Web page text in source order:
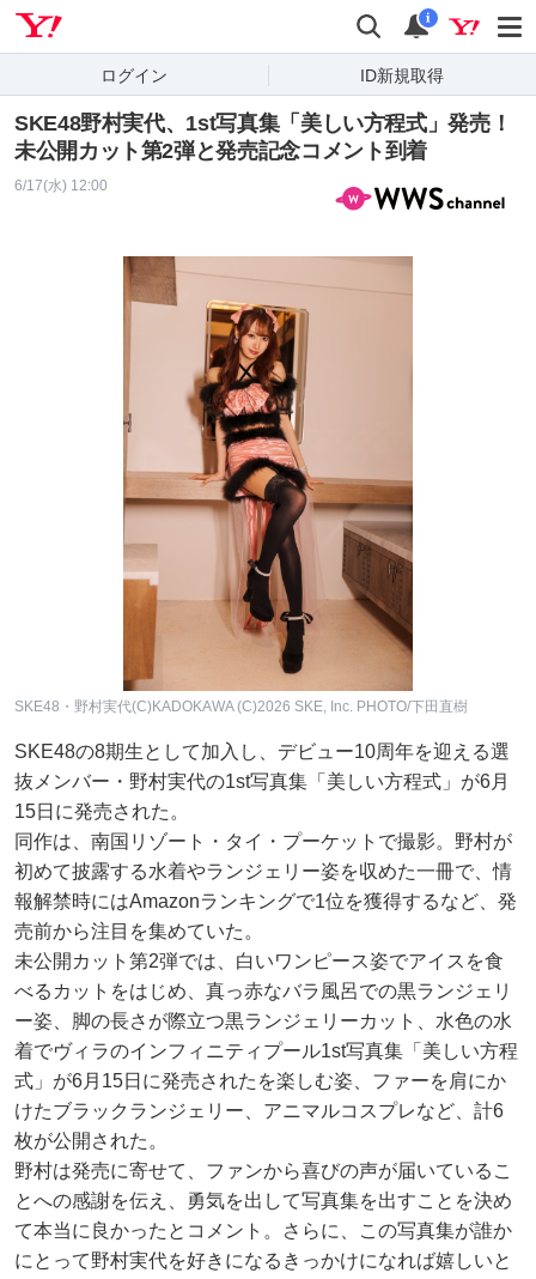
検索 通知
i
ログイン ID新規取得
SKE48野村実代、1st写真集「美しい方程式」発売！
未公開カット第2弾と発売記念コメント到着
6/17(水) 12:00
SKE48・野村実代(C)KADOKAWA (C)2026 SKE, Inc. PHOTO/下田直樹
SKE48の8期生として加入し、デビュー10周年を迎える選
抜メンバー・野村実代の1st写真集「美しい方程式」が6月
15日に発売された。
同作は、南国リゾート・タイ・プーケットで撮影。野村が
初めて披露する水着やランジェリー姿を収めた一冊で、情
報解禁時にはAmazonランキングで1位を獲得するなど、発
売前から注目を集めていた。
未公開カット第2弾では、白いワンピース姿でアイスを食
べるカットをはじめ、真っ赤なバラ風呂での黒ランジェリ
ー姿、脚の長さが際立つ黒ランジェリーカット、水色の水
着でヴィラのインフィニティプール1st写真集「美しい方程
式」が6月15日に発売されたを楽しむ姿、ファーを肩にか
けたブラックランジェリー、アニマルコスプレなど、計6
枚が公開された。
野村は発売に寄せて、ファンから喜びの声が届いているこ
とへの感謝を伝え、勇気を出して写真集を出すことを決め
て本当に良かったとコメント。さらに、この写真集が誰か
にとって野村実代を好きになるきっかけになれば嬉しいと